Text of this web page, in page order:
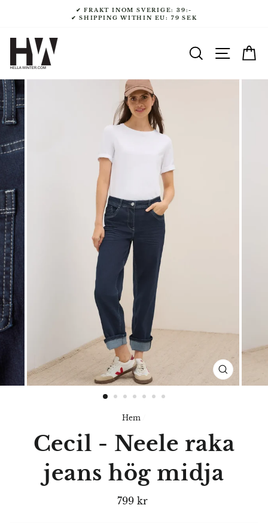
✔ FRAKT INOM SVERIGE: 39:-
✔ SHIPPING WITHIN EU: 79 SEK
SÖK
Hem
Cecil - Neele raka
jeans hög midja
Ord.
799 kr
STÄNG
(ESC)